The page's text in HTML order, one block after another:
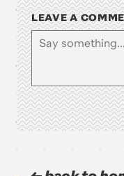
LEAVE A